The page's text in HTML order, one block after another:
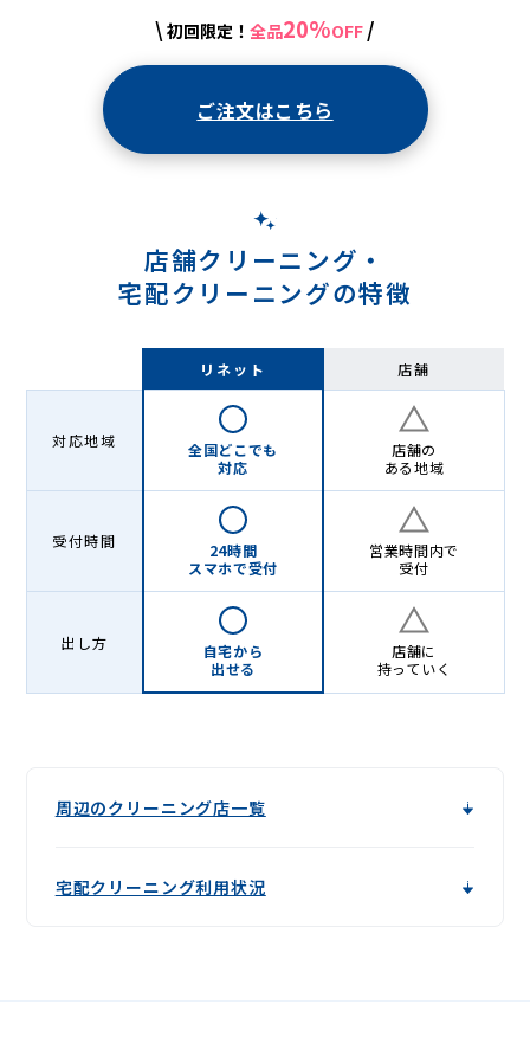
\ 初回限定！ 全品20%OFF /
ご注文はこちら
店舗クリーニング・
宅配クリーニングの特徴
リネット 店舗
対応地域
全国どこでも
対応
店舗の
ある地域
受付時間
24時間
スマホで受付
営業時間内で
受付
出し方
自宅から
出せる
店舗に
持っていく
周辺のクリーニング店一覧
宅配クリーニング利用状況